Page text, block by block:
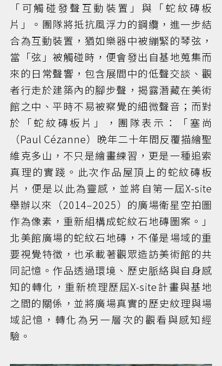
「可觸碰發聲互動裝置」與「蛇紋磚板
片」。團隊將抵抗風浮力的鋼纜，進一步結
合為互動裝置，猶如樂器中被繃緊的琴弦，
當「弦」被觸碰時，便會發出自基地蒐集而
來的日常聲響，包含展間中的低聲交談、觀
者行走於建築內的腳步聲，揭露潛藏在美術
館之中、平時不易被察覺的細微聲音；而對
於「蛇紋磚板片」，團隊表示：「塞尚
（Paul Cézanne）晚年二十年間反覆描繪聖
維克多山，不只是繪畫練習，更是一種追索
真理的實踐。此次作品屋頂上的蛇紋磚板
片，便是以此為靈感，並將自第一屆X-site
舉辦以來（2014–2025）的廣場衛星空拍圖
作為像素，重新組構成蛇紋石地磚圖案。」
北美館廣場的蛇紋石地磚，不僅是場域的重
要視覺特徵，也承載著觀眾造訪美術館的共
同記憶。作品透過環境、歷史脈絡與自身感
知的轉化，重新梳理歷屆X-site計畫與基地
之間的關係，並將廣場真實的歷史紋理與場
域記憶，轉化為另一層次的觀看與感知經
驗。